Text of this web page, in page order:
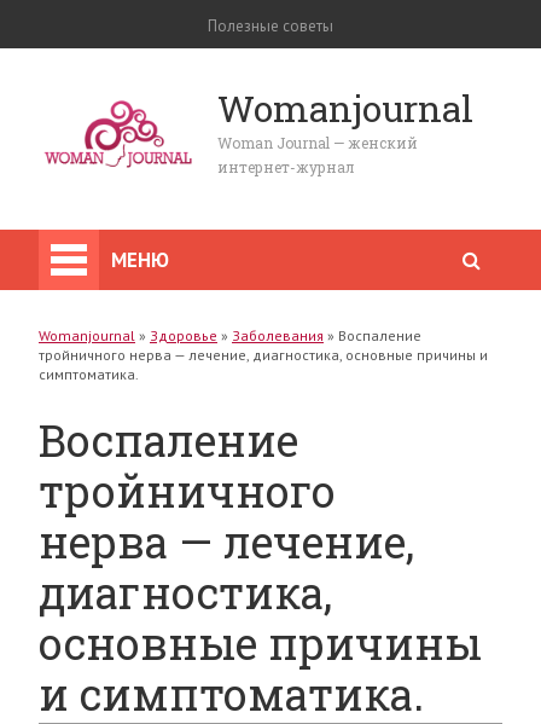
Полезные советы
Womanjournal
Woman Journal — женский
интернет-журнал
МЕНЮ
Womanjournal » Здоровье » Заболевания » Воспаление
тройничного нерва — лечение, диагностика, основные причины и
симптоматика.
Воспаление
тройничного
нерва — лечение,
диагностика,
основные причины
и симптоматика.